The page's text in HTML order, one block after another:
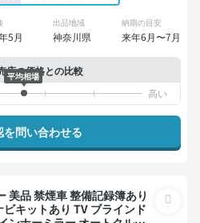
5月
出品地域
神奈川県
納期の目安
来年6月〜7月
店の価格との比較
平均相場
を問い合わせる
キットあり TV ブラインド